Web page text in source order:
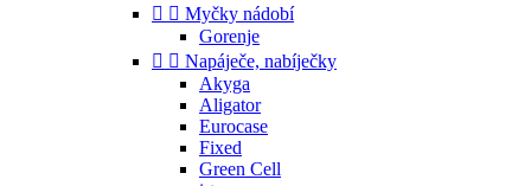
  Myčky nádobí
Gorenje
  Napáječe, nabíječky
Akyga
Aligator
Eurocase
Fixed
Green Cell